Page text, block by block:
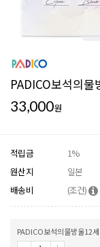
PADICO보석의
33,000원
적립금
1%
원산지
일본
배송비
(조건)
PADICO보석의물방울12